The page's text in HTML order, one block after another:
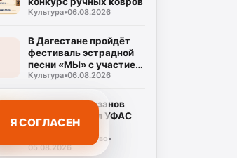
Культура•06.08.2026
В Дагестане пройдёт
фестиваль эстрадной
песни «МЫ» с участием
восьми регионов
Культура•06.08.2026
Магомед Рамазанов
раскритиковал УФАС
Дагестана за
бездействие на фоне
роста цен на бензин
Сельское хозяйство•
05.08.2026
Я СОГЛАСЕН